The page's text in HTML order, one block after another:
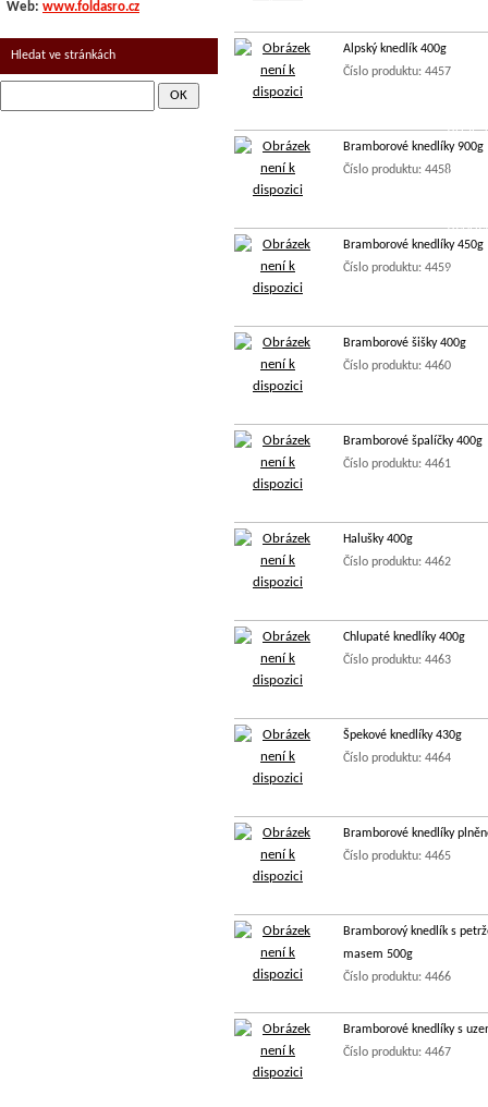
Alpský knedlík 400g
Číslo produktu: 4457
Bramborové knedlíky 900g
Číslo produktu: 4458
Bramborové knedlíky 450g
Číslo produktu: 4459
Bramborové šišky 400g
Číslo produktu: 4460
Bramborové špalíčky 400g
Číslo produktu: 4461
Halušky 400g
Číslo produktu: 4462
Chlupaté knedlíky 400g
Číslo produktu: 4463
Špekové knedlíky 430g
Číslo produktu: 4464
Bramborové knedlíky
Číslo produktu: 4465
Bramborový knedlík s
masem 500g
Číslo produktu: 4466
Bramborové knedlíky s
Číslo produktu: 4467
OLEJE,
VE
Web: www.foldasro.cz
Hledat ve stránkách